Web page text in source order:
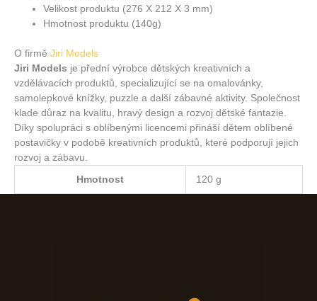
Velikost produktu (276 X 212 X 3 mm)
Hmotnost produktu (140g)
O firmě Jiri Models
Jiri Models je přední výrobce dětských kreativních a
vzdělávacích produktů, specializující se na omalovánky,
samolepkové knížky, puzzle a další zábavné aktivity. Společnost
klade důraz na kvalitu, hravý design a rozvoj dětské fantazie.
Díky spolupráci s oblíbenými licencemi přináší dětem oblíbené
postavičky v podobě kreativních produktů, které podporují jejich
rozvoj a zábavu.
Hmotnost 120 g